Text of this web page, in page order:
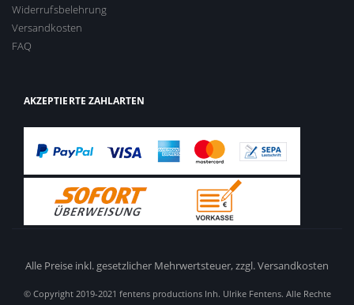
Widerrufsbelehrung
Versandkosten
FAQ
AKZEPTIERTE ZAHLARTEN
Alle Preise inkl. gesetzlicher Mehrwertsteuer,zzgl. Versandkosten
© Copyright 2019-2021 fentens productions Inh. Ulrike Fentens. Alle Rechte